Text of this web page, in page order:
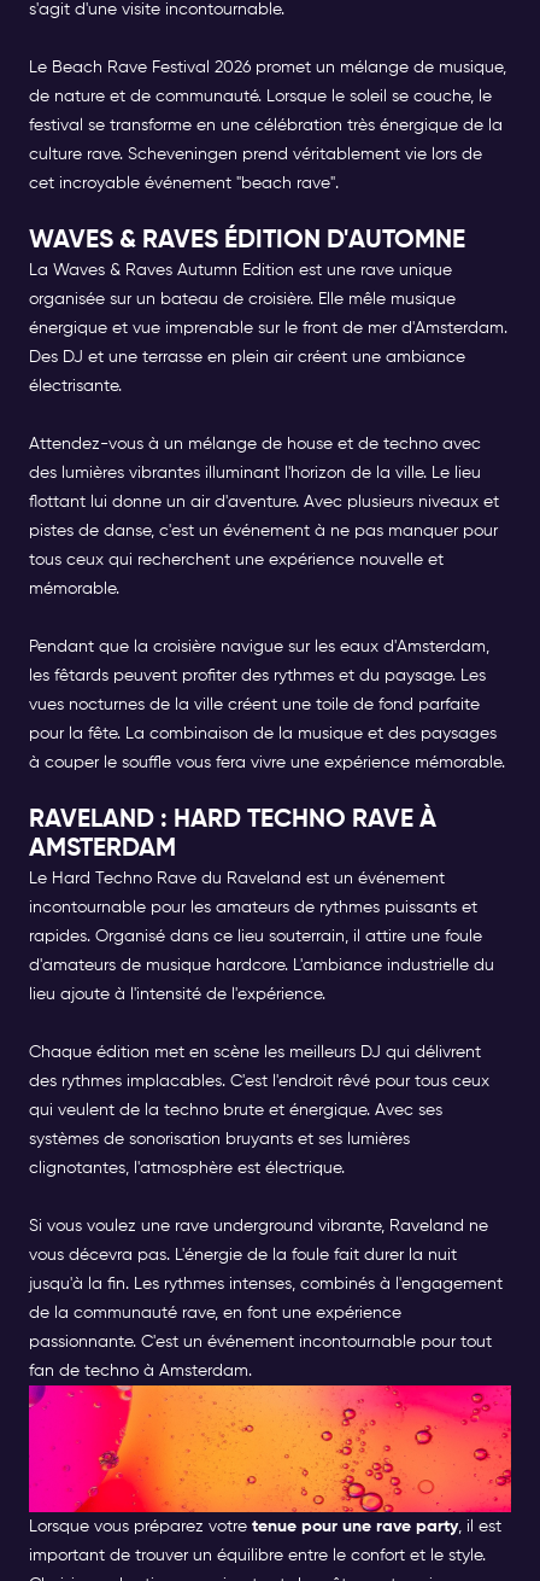
s'agit d'une visite incontournable.
Le Beach Rave Festival 2026 promet un mélange de musique,
de nature et de communauté. Lorsque le soleil se couche, le
festival se transforme en une célébration très énergique de la
culture rave. Scheveningen prend véritablement vie lors de
cet incroyable événement "beach rave".
WAVES & RAVES ÉDITION D'AUTOMNE
La Waves & Raves Autumn Edition est une rave unique
organisée sur un bateau de croisière. Elle mêle musique
énergique et vue imprenable sur le front de mer d'Amsterdam.
Des DJ et une terrasse en plein air créent une ambiance
électrisante.
Attendez-vous à un mélange de house et de techno avec
des lumières vibrantes illuminant l'horizon de la ville. Le lieu
flottant lui donne un air d'aventure. Avec plusieurs niveaux et
pistes de danse, c'est un événement à ne pas manquer pour
tous ceux qui recherchent une expérience nouvelle et
mémorable.
Pendant que la croisière navigue sur les eaux d'Amsterdam,
les fêtards peuvent profiter des rythmes et du paysage. Les
vues nocturnes de la ville créent une toile de fond parfaite
pour la fête. La combinaison de la musique et des paysages
à couper le souffle vous fera vivre une expérience mémorable.
RAVELAND : HARD TECHNO RAVE À
AMSTERDAM
Le Hard Techno Rave du Raveland est un événement
incontournable pour les amateurs de rythmes puissants et
rapides. Organisé dans ce lieu souterrain, il attire une foule
d'amateurs de musique hardcore. L'ambiance industrielle du
lieu ajoute à l'intensité de l'expérience.
Chaque édition met en scène les meilleurs DJ qui délivrent
des rythmes implacables. C'est l'endroit rêvé pour tous ceux
qui veulent de la techno brute et énergique. Avec ses
systèmes de sonorisation bruyants et ses lumières
clignotantes, l'atmosphère est électrique.
Si vous voulez une rave underground vibrante, Raveland ne
vous décevra pas. L'énergie de la foule fait durer la nuit
jusqu'à la fin. Les rythmes intenses, combinés à l'engagement
de la communauté rave, en font une expérience
passionnante. C'est un événement incontournable pour tout
fan de techno à Amsterdam.
TENEU DE SOIRÉE RAVE :
GUIDE POUR LE LOOK ULTIME
DE LA FÈTE
Lorsque vous préparez votre tenue pour une rave party, il est
important de trouver un équilibre entre le confort et le style.